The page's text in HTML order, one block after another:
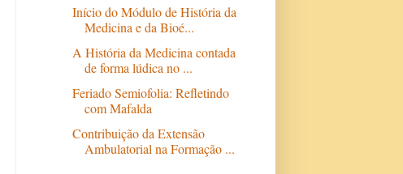
Início do Módulo de História da
Medicina e da Bioé...
A História da Medicina contada
de forma lúdica no ...
Feriado Semiofolia: Refletindo
com Mafalda
Contribuição da Extensão
Ambulatorial na Formação ...